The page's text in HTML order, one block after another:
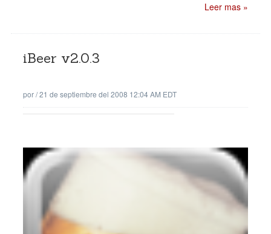
Leer mas »
iBeer v2.0.3
por/21 de septiembre del 2008 12:04 AM EDT